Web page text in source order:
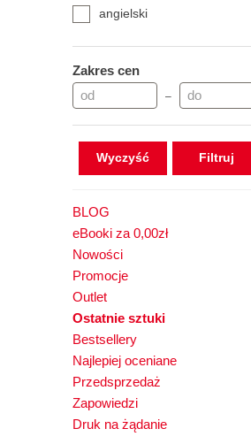
angielski
Zakres cen
–
Wyczyść
BLOG
eBooki za 0,00zł
Nowości
Promocje
Outlet
Ostatnie sztuki
Bestsellery
Najlepiej oceniane
Przedsprzedaż
Zapowiedzi
Druk na żądanie